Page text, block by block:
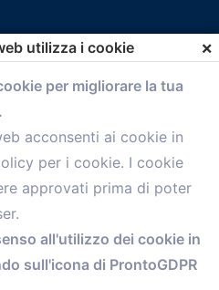
utilizza i cookie ×
per migliorare la tua
acconsenti ai cookie in
per i cookie. I cookie
approvati prima di poter
all'utilizzo dei cookie in
sull'icona di ProntoGDPR